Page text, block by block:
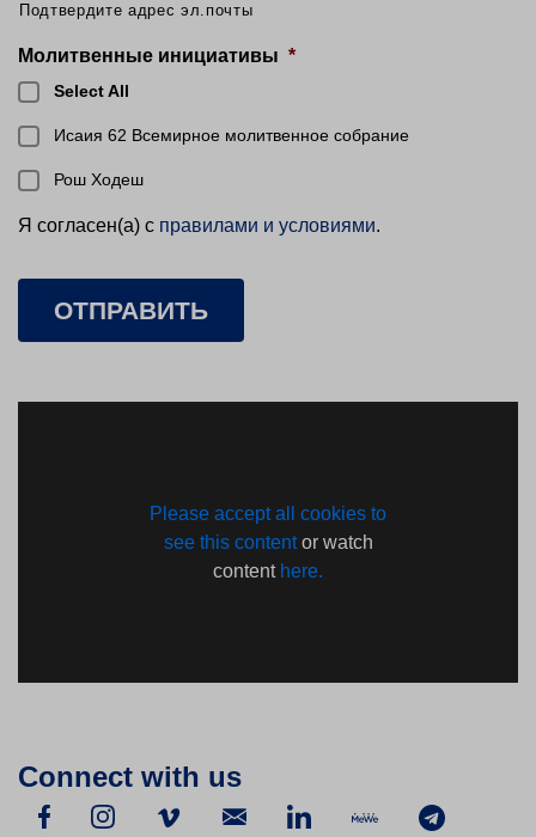
Подтвердите адрес эл.почты
Молитвенные инициативы *
Select All
Исаия 62 Всемирное молитвенное собрание
Рош Ходеш
Я согласен(а) с правилами и условиями.
ОТПРАВИТЬ
Please accept all cookies to
see this contentor watch
content here.
Connect with us